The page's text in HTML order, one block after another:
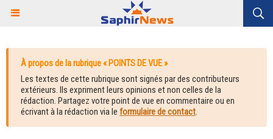
À propos de la rubrique « POINTS DE VUE »
Les textes de cette rubrique sont signés par des contributeurs
extérieurs. Ils expriment leurs opinions et non celles de la
rédaction. Partagez votre point de vue en commentaire ou en
écrivant à la rédaction via le formulaire de contact.